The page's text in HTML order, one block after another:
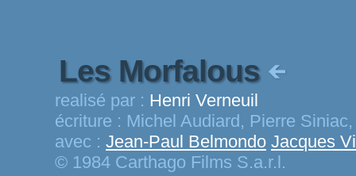
Les Morfalous
realisé par : Henri Verneuil
écriture : Michel Audiard, Pierre
avec : Jean-Paul Belmondo Jacques
© 1984 Carthago Films S.a.r.l.